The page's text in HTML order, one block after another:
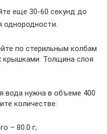
еще 30-60 секунд до
однородности.
по стерильным колбам
крышками. Толщина слоя
вода нужна в объеме 400
количестве:
– 80.0 г;